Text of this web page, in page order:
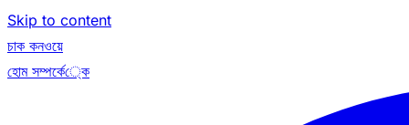
Skip to content
চাক কনওয়ে
হোম সম্পর্কে